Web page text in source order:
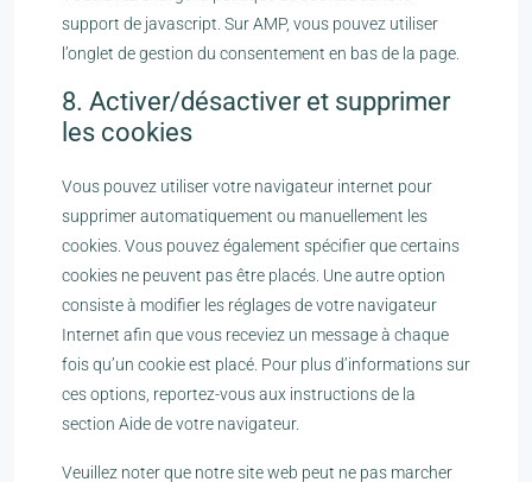
support de javascript. Sur AMP, vous pouvez utiliser
l’onglet de gestion du consentement en bas de la page.
8. Activer/désactiver et supprimer
les cookies
Vous pouvez utiliser votre navigateur internet pour
supprimer automatiquement ou manuellement les
cookies. Vous pouvez également spécifier que certains
cookies ne peuvent pas être placés. Une autre option
consiste à modifier les réglages de votre navigateur
Internet afin que vous receviez un message à chaque
fois qu’un cookie est placé. Pour plus d’informations sur
ces options, reportez-vous aux instructions de la
section Aide de votre navigateur.
Veuillez noter que notre site web peut ne pas marcher